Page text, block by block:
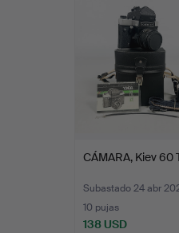
CÁMARA, Kiev 60
Subastado 24 abr
10 pujas
138 USD